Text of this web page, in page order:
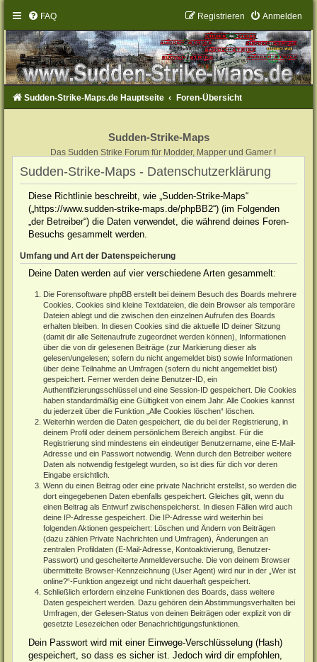
FAQ Anmelden
Registrieren
Sudden-Strike-Maps.de Hauptseite Foren-Übersicht
Sudden-Strike-Maps
Das Sudden Strike Forum für Modder, Mapper und Gamer !
Sudden-Strike-Maps - Datenschutzerklärung
Diese Richtlinie beschreibt, wie „Sudden-Strike-Maps“
(„https://www.sudden-strike-maps.de/phpBB2“) (im Folgenden
„der Betreiber“) die Daten verwendet, die während deines Foren-
Besuchs gesammelt werden.
Umfang und Art der Datenspeicherung
Deine Daten werden auf vier verschiedene Arten gesammelt:
Die Forensoftware phpBB erstellt bei deinem Besuch des Boards mehrere
Cookies. Cookies sind kleine Textdateien, die dein Browser als temporäre
Dateien ablegt und die zwischen den einzelnen Aufrufen des Boards
erhalten bleiben. In diesen Cookies sind die aktuelle ID deiner Sitzung
(damit dir alle Seitenaufrufe zugeordnet werden können), Informationen
über die von dir gelesenen Beiträge (zur Markierung dieser als
gelesen/ungelesen; sofern du nicht angemeldet bist) sowie Informationen
über deine Teilnahme an Umfragen (sofern du nicht angemeldet bist)
gespeichert. Ferner werden deine Benutzer-ID, ein
Authentifizierungsschlüssel und eine Session-ID gespeichert. Die Cookies
haben standardmäßig eine Gültigkeit von einem Jahr. Alle Cookies kannst
du jederzeit über die Funktion „Alle Cookies löschen“ löschen.
Weiterhin werden die Daten gespeichert, die du bei der Registrierung, in
deinem Profil oder deinem persönlichem Bereich angibst. Für die
Registrierung sind mindestens ein eindeutiger Benutzername, eine E-Mail-
Adresse und ein Passwort notwendig. Wenn durch den Betreiber weitere
Daten als notwendig festgelegt wurden, so ist dies für dich vor deren
Eingabe ersichtlich.
Wenn du einen Beitrag oder eine private Nachricht erstellst, so werden die
dort eingegebenen Daten ebenfalls gespeichert. Gleiches gilt, wenn du
einen Beitrag als Entwurf zwischenspeicherst. In diesen Fällen wird auch
deine IP-Adresse gespeichert. Die IP-Adresse wird weiterhin bei
folgenden Aktionen gespeichert: Löschen und Ändern von Beiträgen
(dazu zählen Private Nachrichten und Umfragen), Änderungen an
zentralen Profildaten (E-Mail-Adresse, Kontoaktivierung, Benutzer-
Passwort) und gescheiterte Anmeldeversuche. Die von deinem Browser
übermittelte Browser-Kennzeichnung (User Agent) wird nur in der „Wer ist
online?“-Funktion angezeigt und nicht dauerhaft gespeichert.
Schließlich erfordern einzelne Funktionen des Boards, dass weitere
Daten gespeichert werden. Dazu gehören dein Abstimmungsverhalten bei
Umfragen, der Gelesen-Status von deinen Beiträgen oder explizit von dir
gesetzte Lesezeichen oder Benachrichtigungsfunktionen.
Dein Passwort wird mit einer Einwege-Verschlüsselung (Hash)
gespeichert, so dass es sicher ist. Jedoch wird dir empfohlen,